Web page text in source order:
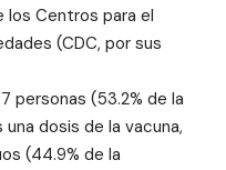
los Centros para el
(CDC, por sus
personas (53.2% de la
dosis de la vacuna,
(44.9% de la